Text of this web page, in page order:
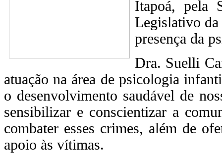
Itapoá, pela
Legislativo da
presença da
Dra. Suelli
atuação na área de psicologia
o desenvolvimento saudável de
sensibilizar e conscientizar a
combater esses crimes, além de
apoio às vítimas.